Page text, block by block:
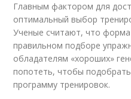
Главным фактором для
оптимальный выбор
Ученые считают, что
правильном подборе
обладателям «хороших»
попотеть, чтобы
программу тренировок.